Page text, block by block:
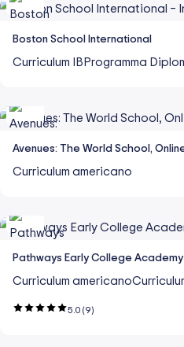
Boston School International
Curriculum IB Programma
Avenues: The World School,
Curriculum americano
Pathways Early College Academy
Curriculum americano
5.0 (9)